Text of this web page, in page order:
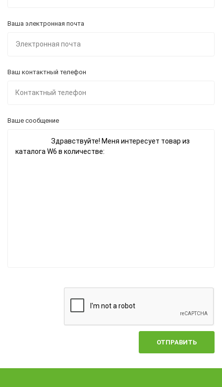
Ваша электронная почта
Ваш контактный телефон
Ваше сообщение
ОТПРАВИТЬ